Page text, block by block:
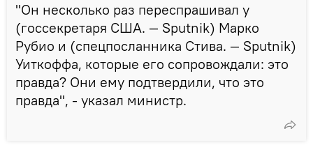
"Он несколько раз переспрашивал у
(госсекретаря США. — Sputnik) Марко
Рубио и (спецпосланника Стива. — Sputnik)
Уиткоффа, которые его сопровождали: это
правда? Они ему подтвердили, что это
правда", - указал министр.